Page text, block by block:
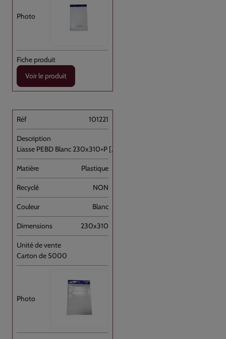
Voir le produit
101221
Liasse PEBD Blanc 230x310+P [...]
Plastique
NON
Blanc
230x310
Carton de 5000